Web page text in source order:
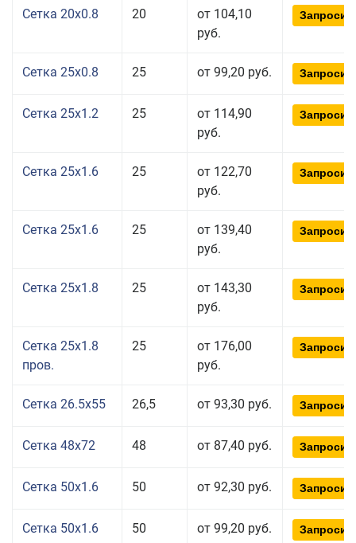
Сетка 20x0.8 20
от 104,10
руб.
Сетка 25x0.8 25 от 99,20 руб.
Сетка 25x1.2 25
от 114,90
руб.
Сетка 25x1.6 25
от 122,70
руб.
Сетка 25x1.6 25
от 139,40
руб.
Сетка 25x1.8 25
от 143,30
руб.
Сетка 25x1.8
пров.
25
от 176,00
руб.
Сетка 26.5x55 26,5 от 93,30 руб.
Сетка 48x72 48 от 87,40 руб.
Сетка 50x1.6 50 от 92,30 руб.
Сетка 50x1.6 50 от 99,20 руб.